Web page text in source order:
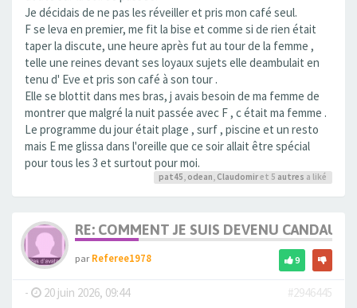
Je décidais de ne pas les réveiller et pris mon café seul.
F se leva en premier, me fit la bise et comme si de rien était
taper la discute, une heure après fut au tour de la femme ,
telle une reines devant ses loyaux sujets elle deambulait en
tenu d' Eve et pris son café à son tour .
Elle se blottit dans mes bras, j avais besoin de ma femme de
montrer que malgré la nuit passée avec F , c était ma femme .
Le programme du jour était plage , surf , piscine et un resto
mais E me glissa dans l'oreille que ce soir allait être spécial
pour tous les 3 et surtout pour moi.
pat45, odean, Claudomiret 5 autres a liké
RE: COMMENT JE SUIS DEVENU
parReferee1978 9
- 20 juin 2026, 09:44
#2946445